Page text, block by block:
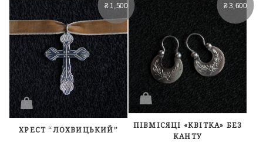
₴ 1,500
ХРЕСТ “ЛОХВИЦЬКИЙ”
₴3,600
ПІВМІСЯЦІ «КВІТКА» БЕЗ
КАНТУ